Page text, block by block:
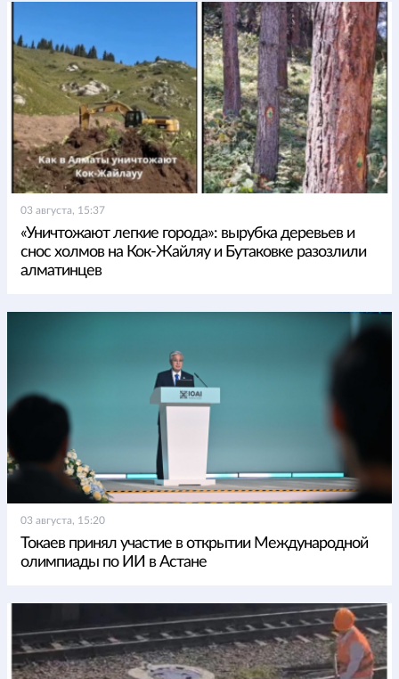
03 августа, 15:37
«Уничтожают легкие города»: вырубка деревьев и
снос холмов на Кок-Жайляу и Бутаковке разозлили
алматинцев
03 августа, 15:20
Токаев принял участие в открытии Международной
олимпиады по ИИ в Астане